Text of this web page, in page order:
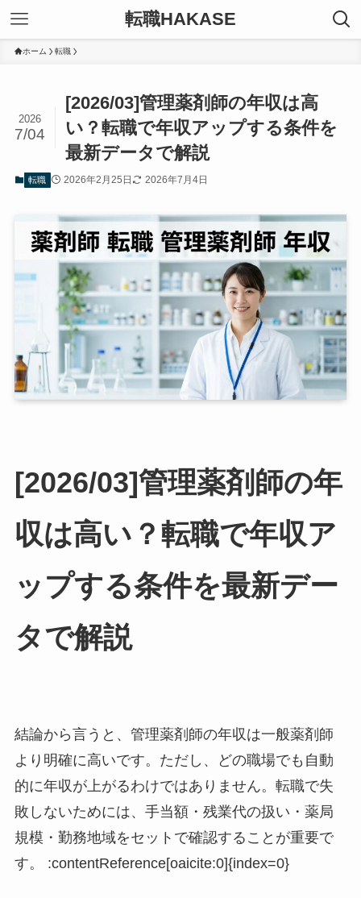
転職HAKASE
ホーム 転職
[2026/03]管理薬剤師の年収は高
い？転職で年収アップする条件を
最新データで解説
2026
7/04
転職 2026年2月25日 2026年7月4日
[2026/03]管理薬剤師の年
収は高い？転職で年収ア
ップする条件を最新デー
タで解説
結論から言うと、管理薬剤師の年収は一般薬剤師
より明確に高いです。ただし、どの職場でも自動
的に年収が上がるわけではありません。転職で失
敗しないためには、手当額・残業代の扱い・薬局
規模・勤務地域をセットで確認することが重要で
す。 :contentReference[oaicite:0]{index=0}